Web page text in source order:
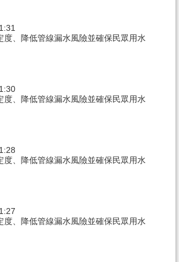
度、降低管線漏水風險並確保民眾用水
度、降低管線漏水風險並確保民眾用水
度、降低管線漏水風險並確保民眾用水
度、降低管線漏水風險並確保民眾用水